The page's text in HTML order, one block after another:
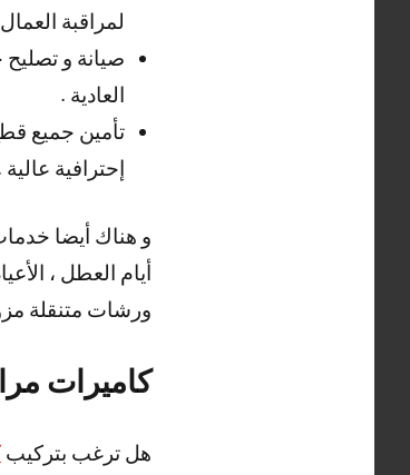
لمراقبة
صيانة و تصليح
العادية .
تأمين جميع
إحترافية عالية
أيام العطل ،
ورشات متنقلة
كاميرات
هل ترغب بتركيب